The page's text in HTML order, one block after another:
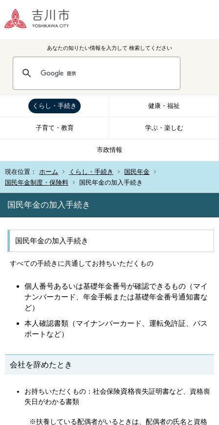
あなたの知りたい情報を入力して 検索してください
くらし・手続き 健康・福祉
子育て・教育 学ぶ・楽しむ
市政情報
現在位置： ホーム くらし・手続き
国民年金
国民年金制度・保険料
国民年金の加入手続き
国民年金の加入手続き
国民年金の加入手続き
すべての手続きに共通してお持ちいただくもの
個人番号あるいは基礎年金番号が確認できるもの（マイ
ナンバーカード、年金手帳または基礎年金番号通知書な
ど）
本人確認書類（マイナンバーカード、運転免許証、パス
ポートなど）
会社を辞めたとき
お持ちいただくもの：社会保険資格喪失証明書など、資格喪
失日がわかる書類
※扶養している配偶者がいるときは、配偶者の氏名と資格